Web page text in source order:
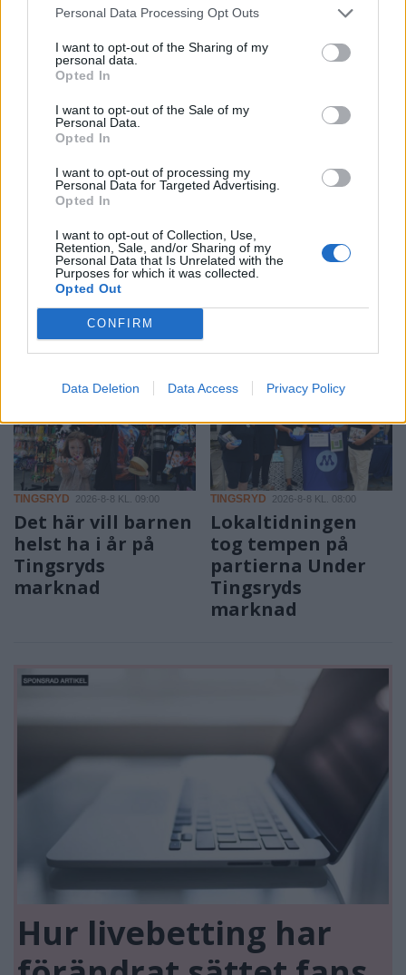
Personal Data Processing Opt Outs
I want to opt-out of the Sharing of my
personal data.
Opted In
I want to opt-out of the Sale of my
Personal Data.
Opted In
I want to opt-out of processing my
Personal Data for Targeted Advertising.
Opted In
I want to opt-out of Collection, Use,
Retention, Sale, and/or Sharing of my
Personal Data that Is Unrelated with the
Purposes for which it was collected.
Opted Out
CONFIRM
Data Deletion Data Access Privacy Policy
storslagen final inför
stor publik
ALVESTA 2026-8-8 KL. 10:00
E.ON lanserar ny
flexibilitetsmarkn
LESSEBO
Slutsålt till Anki
och Pytte – nu
TINGSRYD 2026-8-8 KL. 09:00
Det här vill barnen
helst ha i år på
Tingsryds
marknad
TINGSRYD 2026-8-8 KL. 08:00
Lokaltidningen
tog tempen på
partierna Under
Tingsryds
marknad
Hur livebetting har